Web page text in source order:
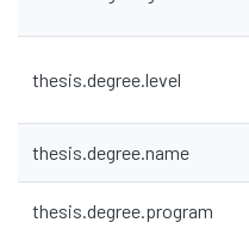
thesis.degree.level
thesis.degree.name
thesis.degree.program